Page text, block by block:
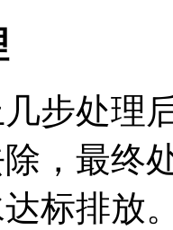
步处理
，最终
标排放